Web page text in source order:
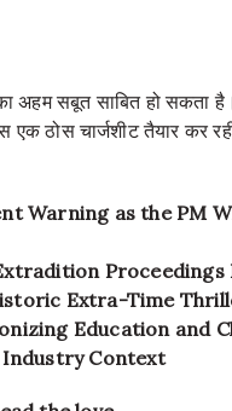
सबूत साबित हो सकता है।
ठोस चार्जशीट तैयार कर
Warning as the PM
Proceedings
Extra-Time
Education and
Industry Context